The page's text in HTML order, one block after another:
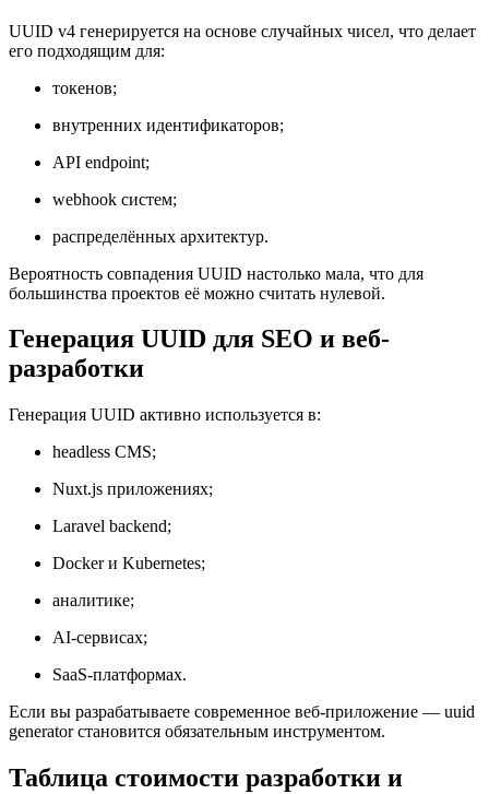
UUID v4 генерируется на основе случайных чисел, что делает
его подходящим для:
токенов;
внутренних идентификаторов;
API endpoint;
webhook систем;
распределённых архитектур.
Вероятность совпадения UUID настолько мала, что для
большинства проектов её можно считать нулевой.
Генерация UUID для SEO и веб-
разработки
Генерация UUID активно используется в:
headless CMS;
Nuxt.js приложениях;
Laravel backend;
Docker и Kubernetes;
аналитике;
AI-сервисах;
SaaS-платформах.
Если вы разрабатываете современное веб-приложение — uuid
generator становится обязательным инструментом.
Таблица стоимости разработки и